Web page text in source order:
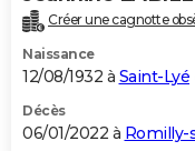
Créer une cagnotte
Naissance
12/08/1932 à Saint-Lyé
Décès
06/01/2022 à Romilly-